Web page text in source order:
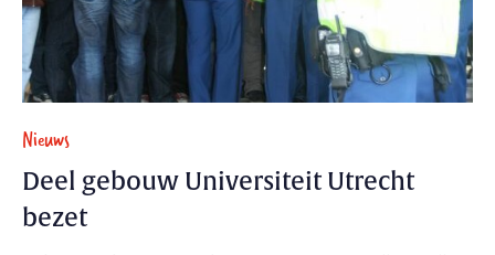
Nieuws
Deel gebouw Universiteit Utrecht
bezet